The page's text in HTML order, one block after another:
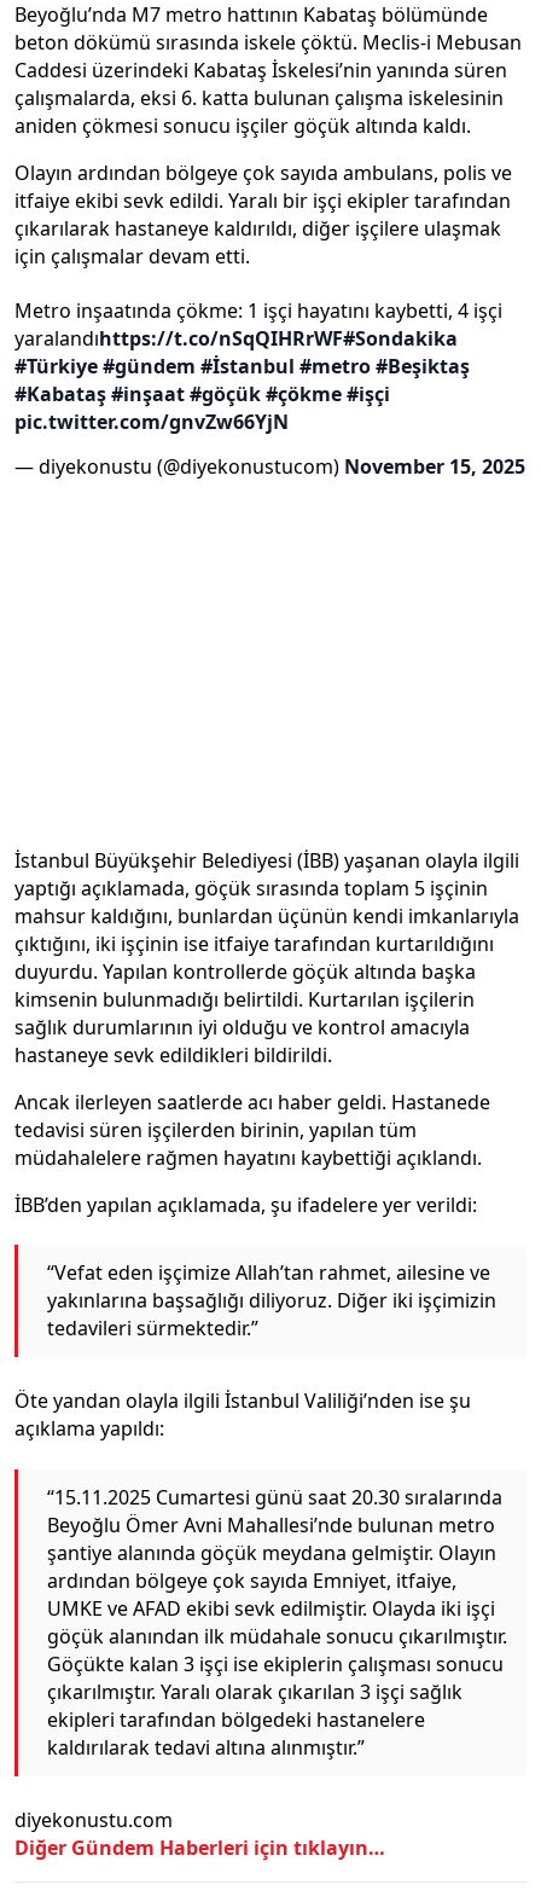
Beyoğlu’nda M7 metro hattının Kabataş bölümünde
beton dökümü sırasında iskele çöktü. Meclis-i Mebusan
Caddesi üzerindeki Kabataş İskelesi’nin yanında süren
çalışmalarda, eksi 6. katta bulunan çalışma iskelesinin
aniden çökmesi sonucu işçiler göçük altında kaldı.
Olayın ardından bölgeye çok sayıda ambulans, polis ve
itfaiye ekibi sevk edildi. Yaralı bir işçi ekipler tarafından
çıkarılarak hastaneye kaldırıldı, diğer işçilere ulaşmak
için çalışmalar devam etti.
Metro inşaatında çökme: 1 işçi hayatını kaybetti, 4 işçi
yaralandıhttps://t.co/nSqQIHRrWF#Sondakika
#Türkiye#gündem #İstanbul #metro#Beşiktaş
#Kabataş#inşaat#göçük#çökme#işçi
pic.twitter.com/gnvZw66YjN
— diyekonustu (@diyekonustucom) November 15, 2025
İstanbul Büyükşehir Belediyesi (İBB) yaşanan olayla ilgili
yaptığı açıklamada, göçük sırasında toplam 5 işçinin
mahsur kaldığını, bunlardan üçünün kendi imkanlarıyla
çıktığını, iki işçinin ise itfaiye tarafından kurtarıldığını
duyurdu. Yapılan kontrollerde göçük altında başka
kimsenin bulunmadığı belirtildi. Kurtarılan işçilerin
sağlık durumlarının iyi olduğu ve kontrol amacıyla
hastaneye sevk edildikleri bildirildi.
Ancak ilerleyen saatlerde acı haber geldi. Hastanede
tedavisi süren işçilerden birinin, yapılan tüm
müdahalelere rağmen hayatını kaybettiği açıklandı.
İBB’den yapılan açıklamada, şu ifadelere yer verildi:
“Vefat eden işçimize Allah’tan rahmet, ailesine ve
yakınlarına başsağlığı diliyoruz. Diğer iki işçimizin
tedavileri sürmektedir.”
Öte yandan olayla ilgili İstanbul Valiliği’nden ise şu
açıklama yapıldı:
“15.11.2025 Cumartesi günü saat 20.30 sıralarında
Beyoğlu Ömer Avni Mahallesi’nde bulunan metro
şantiye alanında göçük meydana gelmiştir. Olayın
ardından bölgeye çok sayıda Emniyet, itfaiye,
UMKE ve AFAD ekibi sevk edilmiştir. Olayda iki işçi
göçük alanından ilk müdahale sonucu çıkarılmıştır.
Göçükte kalan 3 işçi ise ekiplerin çalışması sonucu
çıkarılmıştır. Yaralı olarak çıkarılan 3 işçi sağlık
ekipleri tarafından bölgedeki hastanelere
kaldırılarak tedavi altına alınmıştır.”
diyekonustu.com
Diğer Gündem Haberleri için tıklayın…